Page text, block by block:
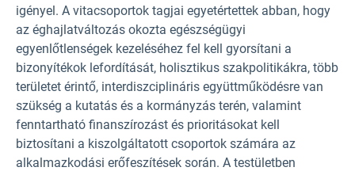
igényel. A vitacsoportok tagjai egyetértettek abban, hogy
az éghajlatváltozás okozta egészségügyi
egyenlőtlenségek kezeléséhez fel kell gyorsítani a
bizonyítékok lefordítását, holisztikus szakpolitikákra, több
területet érintő, interdiszciplináris együttműködésre van
szükség a kutatás és a kormányzás terén, valamint
fenntartható finanszírozást és prioritásokat kell
biztosítani a kiszolgáltatott csoportok számára az
alkalmazkodási erőfeszítések során. A testületben